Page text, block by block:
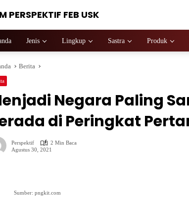
PERSPEKTIF FEB USK
Jenis Lingkup Sastra Produk
Berita
Negara Paling
di Peringkat
Perspektif
2 Min Baca
Agustus 30, 2021
Sumber: pngkit.com